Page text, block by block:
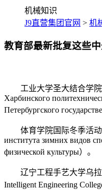
机械知识
J9直营集团官网 > 机
教育部最新批复这些
工业大学圣大结合学院
Харбинского
Петербургского
体育学院国际冬季活动
института зимних видов
физической культуры）。
辽宁工程手艺大学乌拉
Intelligent Engineering